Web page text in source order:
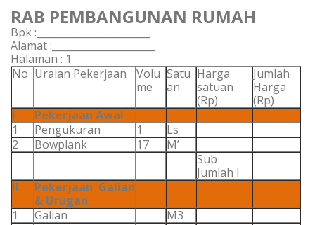
RAB PEMBANGUNAN RUMAH
Bpk :_______________________
Alamat :_____________________
Halaman : 1
No Uraian Pekerjaan
Volu
me
Satu
an
Harga
satuan
(Rp)
Jumlah
Harga
(Rp)
I
Pekerjaan Awal
1
Pengukuran 1
Ls
2
Bowplank 17
M’
Sub
Jumlah I
II
Pekerjaan Galian
& Urugan
1
Galian
M3